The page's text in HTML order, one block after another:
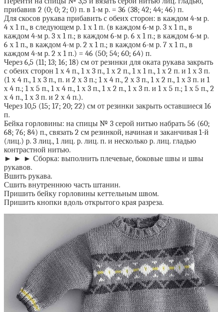
прибавив 2 (0; 0; 2; 0) п. в 1-м р. = 36 (38; 42; 44; 46) п.
Для скосов рукава прибавить с обеих сторон: в каждом 4-м р.
4 х 1 п., в следующем р. 1 х 1 п. (в каждом 6-м р. 3 х 1 п., в
каждом 4-м р. 3 х 1 п.; в каждом 6-м р. 6 х 1 п.; в каждом 6-м р.
6 х 1 п., в каждом 4-м р. 2 х 1 п.; в каждом 6-м р. 7 х 1 п., в
каждом 4-м р. 2 х 1 п.) = 46 (50; 54; 60; 64) п.
Через 6,5 (11; 13; 16; 18) см от резинки для оката рукава закрыть
с обеих сторон 1 х 4 п., 1 х 3 п., 1 х 2 п., 1 х 1 п., 1 х 2 п. и 1 х 3 п.
(1 х 4 п., 1 х 3 п., п. и 2 х 3 п.; 1 х 4 п., 2 х 3 п., 1 х 2 п., 1 х 3 п. и 1
х 4 п.; 1 х 5 п., 1 х 4 п., 1 х 3 п., 1 х 2 п., 1 х 3 п. и 1 х 5 п.; 1 х 5 п., 2
х 4 п., 1 х 3 п. и 2 х 4 п.).
Через 10,5 (15; 17; 20; 22) см от резинки закрыть оставшиеся 16
п.
Бейка горловины: на спицы № 3 серой нитью набрать 56 (60;
68; 76; 84) п., связать 2 см резинкой, начиная и заканчивая 1-й
(лиц.) р. 3 лиц., 1 лиц. р. лиц. п. и несколько р. лиц. гладью
контрастной нитью.
► ► ► Сборка: выполнить плечевые, боковые швы и швы
рукавов.
Вшить рукава.
Сшить внутреннюю часть штанин.
Пришить бейку горловины кеттельным швом.
Пришить кнопки вдоль открытого края разреза.